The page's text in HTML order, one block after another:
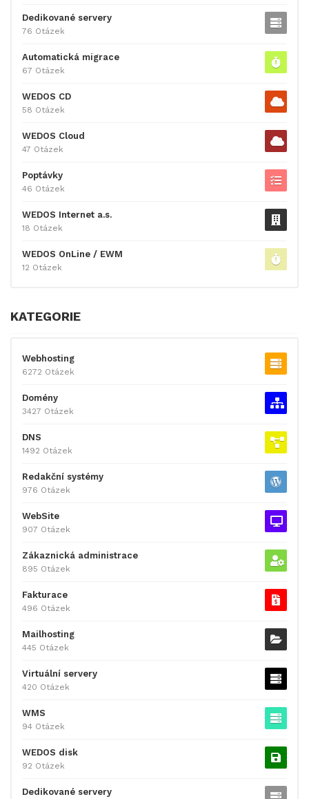
Dedikované servery
76 Otázek
Automatická migrace
67 Otázek
WEDOS CD
58 Otázek
WEDOS Cloud
47 Otázek
Poptávky
46 Otázek
WEDOS Internet a.s.
18 Otázek
WEDOS OnLine / EWM
12 Otázek
KATEGORIE
Webhosting
6272 Otázek
Domény
3427 Otázek
DNS
1492 Otázek
Redakční systémy
976 Otázek
WebSite
907 Otázek
Zákaznická administrace
895 Otázek
Fakturace
496 Otázek
Mailhosting
445 Otázek
Virtuální servery
420 Otázek
WMS
94 Otázek
WEDOS disk
92 Otázek
Dedikované servery